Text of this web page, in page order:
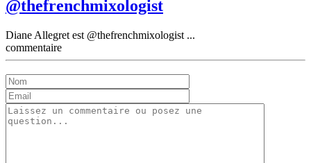
@thefrenchmixologist
Diane Allegret est @thefrenchmixologist ...
commentaire